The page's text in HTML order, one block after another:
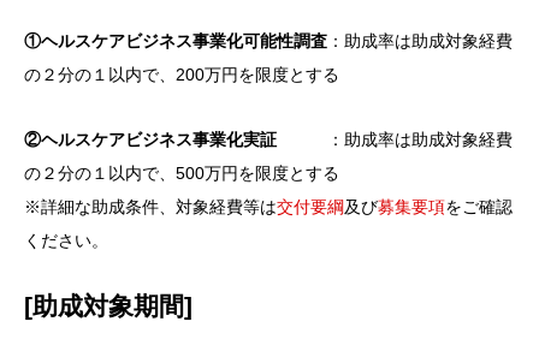
①ヘルスケアビジネス事業化可能性調査 ：助成率は助成対象経費
の２分の１以内で、200万円を限度とする
②ヘルスケアビジネス事業化実証 ：助成率は助成対象経費
の２分の１以内で、500万円を限度とする
※詳細な助成条件、対象経費等は交付要綱及び募集要項をご確認
ください。
[助成対象期間]